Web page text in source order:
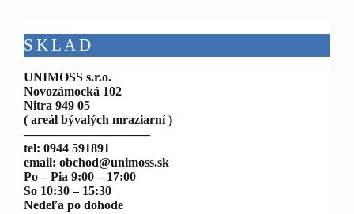
SKLAD
UNIMOSS s.r.o.
Novozámocká 102
Nitra 949 05
( areál bývalých mraziarní )
——————————
tel: 0944 591891
email: obchod@unimoss.sk
Po – Pia 9:00 – 17:00
So 10:30 – 15:30
Nedeľa po dohode